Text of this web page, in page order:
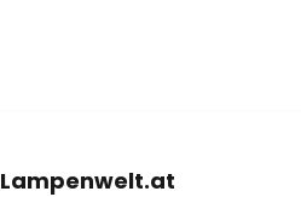
Lampenwelt.at